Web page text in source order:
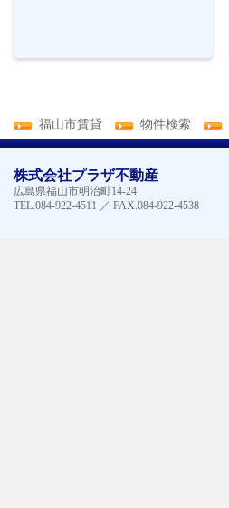
福山市賃貸 物件検索
株式会社プラザ不動産
広島県福山市明治町14-24
TEL.084-922-4511 ／ FAX.084-922-4538